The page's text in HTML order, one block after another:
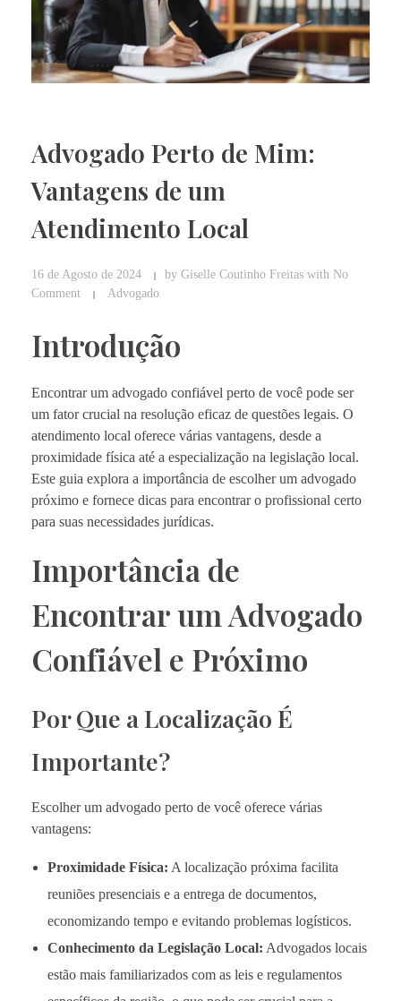
Advogado Perto de Mim:
Vantagens de um
Atendimento Local
16 de Agosto de 2024 by Giselle Coutinho Freitas with No
Comment
Advogado
Introdução
Encontrar um advogado confiável perto de você pode ser
um fator crucial na resolução eficaz de questões legais. O
atendimento local oferece várias vantagens, desde a
proximidade física até a especialização na legislação local.
Este guia explora a importância de escolher um advogado
próximo e fornece dicas para encontrar o profissional certo
para suas necessidades jurídicas.
Importância de
Encontrar um Advogado
Confiável e Próximo
Por Que a Localização É
Importante?
Escolher um advogado perto de você oferece várias
vantagens:
Proximidade Física: A localização próxima facilita
reuniões presenciais e a entrega de documentos,
economizando tempo e evitando problemas logísticos.
Conhecimento da Legislação Local: Advogados locais
estão mais familiarizados com as leis e regulamentos